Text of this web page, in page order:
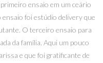
ensaio em um ceário
foi estúdio delivery que
O terceiro ensaio para
da família. Aqui um pouco
e que foi gratificante de